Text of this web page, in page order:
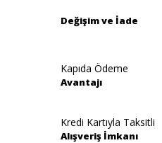
Değişim ve İade
Kapıda Ödeme
Avantajı
Kredi Kartıyla Taksitli
Alışveriş İmkanı